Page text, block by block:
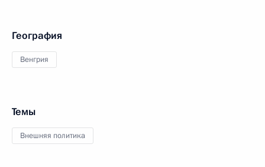
География
Венгрия
Темы
Внешняя политика